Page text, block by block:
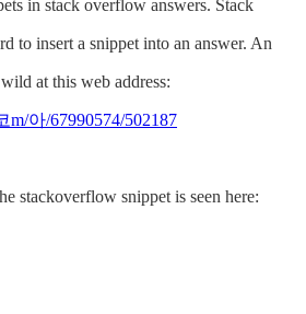
in stack overflow answers. Stack
to insert a snippet into an answer. An
at this web address:
m/아/67990574/502187
stackoverflow snippet is seen here: